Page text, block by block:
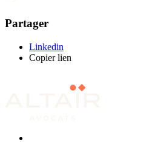
Partager
Linkedin
Copier lien